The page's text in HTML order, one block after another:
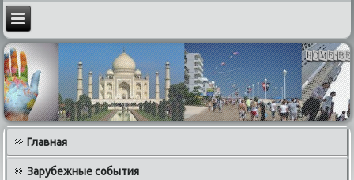
Главная
Зарубежные события